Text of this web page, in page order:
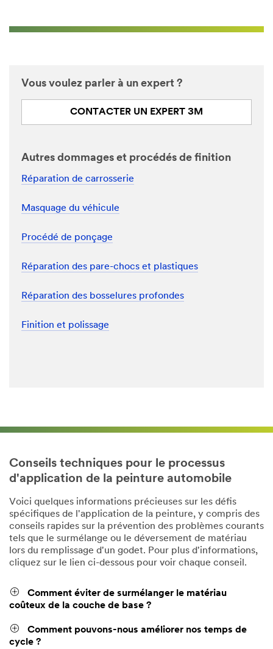
Vous voulez parler à un expert ?
CONTACTER UN EXPERT 3M
Autres dommages et procédés de finition
Réparation de carrosserie
Masquage du véhicule
Procédé de ponçage
Réparation des pare-chocs et plastiques
Réparation des bosselures profondes
Finition et polissage
Conseils techniques pour le processus
d'application de la peinture automobile
Voici quelques informations précieuses sur les défis
spécifiques de l'application de la peinture, y compris des
conseils rapides sur la prévention des problèmes courants
tels que le surmélange ou le déversement de matériau
lors du remplissage d'un godet. Pour plus d'informations,
cliquez sur le lien ci-dessous pour voir chaque conseil.
Comment éviter de surmélanger le matériau
coûteux de la couche de base ?
Comment pouvons-nous améliorer nos temps de
cycle ?